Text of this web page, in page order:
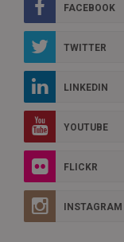
FACEBOOK
TWITTER
LINKEDIN
YOUTUBE
FLICKR
INSTAGRAM